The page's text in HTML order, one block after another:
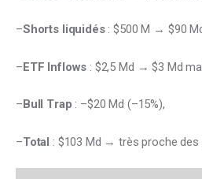
–Shorts liquidés : $500 M → $90
–ETF Inflows : $2,5 Md → $3 Md
–Bull Trap : –$20 Md (–15%),
–Total : $103 Md → très proche des